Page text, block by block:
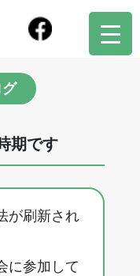
期です
が刷新され
に参加して